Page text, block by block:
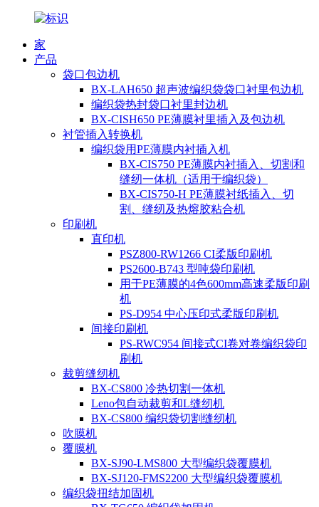
家
产品
袋口包边机
BX-LAH650 超声波编织袋袋口衬里包边机
编织袋热封袋口衬里封边机
BX-CISH650 PE薄膜衬里插入及包边机
衬管插入转换机
编织袋用PE薄膜内衬插入机
BX-CIS750 PE薄膜内衬插入、切割和
缝纫一体机（适用于编织袋）
BX-CIS750-H PE薄膜衬纸插入、切
割、缝纫及热熔胶粘合机
印刷机
直印机
PSZ800-RW1266 CI柔版印刷机
PS2600-B743 型吨袋印刷机
用于PE薄膜的4色600mm高速柔版印刷
机
PS-D954 中心压印式柔版印刷机
间接印刷机
PS-RWC954 间接式CI卷对卷编织袋印
刷机
裁剪缝纫机
BX-CS800 冷热切割一体机
Leno包自动裁剪和L缝纫机
BX-CS800 编织袋切割缝纫机
吹膜机
覆膜机
BX-SJ90-LMS800 大型编织袋覆膜机
BX-SJ120-FMS2200 大型编织袋覆膜机
编织袋扭结加固机